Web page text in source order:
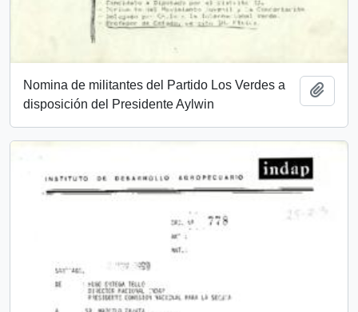
Nomina de militantes del Partido Los Verdes a
disposición del Presidente Aylwin